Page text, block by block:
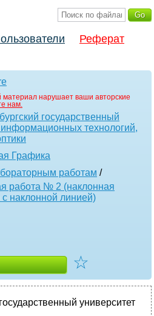
Реферат
материал нарушает ваши авторские
нам.
государственный
информационных технологий,
Графика
работам /
работа № 2 (наклонная
с наклонной линией)
☆
университет